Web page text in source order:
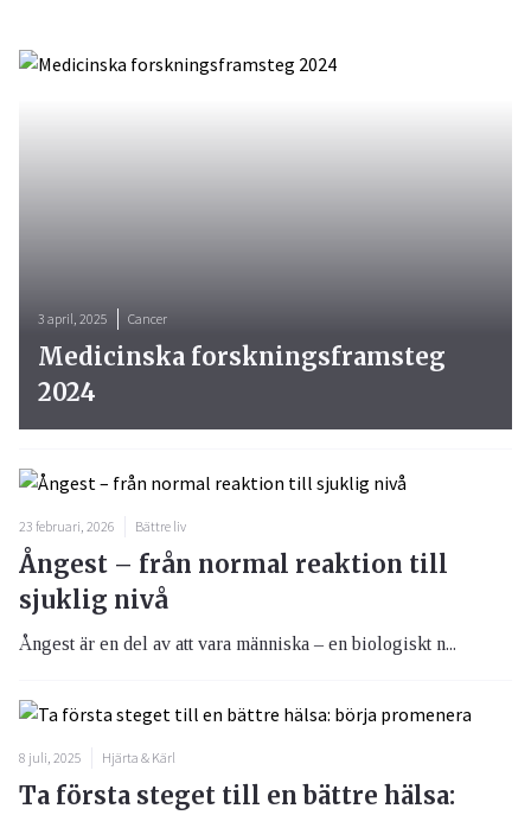
23 februari, 2026 Bättre liv
Ångest – från normal reaktion till
sjuklig nivå
Ångest är en del av att vara människa – en biologiskt n...
8 juli, 2025 Hjärta & Kärl
Ta första steget till en bättre hälsa:
3 april, 2025 Cancer
Medicinska forskningsframsteg
2024